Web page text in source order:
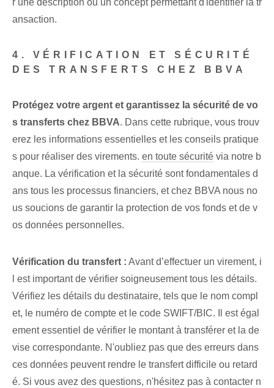
r une description ou un concept permettant d'identifier la tr
ansaction.
4. VÉRIFICATION ET SÉCURITÉ
DES TRANSFERTS CHEZ BBVA
Protégez⁤ votre argent et ‌garantissez la sécurité de vo
s transferts chez BBVA. Dans cette rubrique, vous trouv
erez les informations essentielles et les conseils pratique
s pour réaliser des virements. en toute sécurité via notre b
anque. La vérification et la sécurité sont fondamentales d
ans tous les processus financiers, et chez BBVA nous no
us soucions de garantir la protection de vos fonds et de v
os données personnelles.
Vérification du transfert : Avant d’effectuer un virement, i
l est important de vérifier soigneusement tous les détails.
Vérifiez les détails du destinataire, tels que le nom compl
et, le numéro de compte et le code SWIFT/BIC. Il est égal
ement essentiel de vérifier le montant à transférer et la de
vise correspondante.⁢ N'oubliez pas⁣ que des erreurs dans
ces données peuvent rendre le transfert difficile ou retard
é. Si vous avez des questions, n'hésitez pas à contacter n